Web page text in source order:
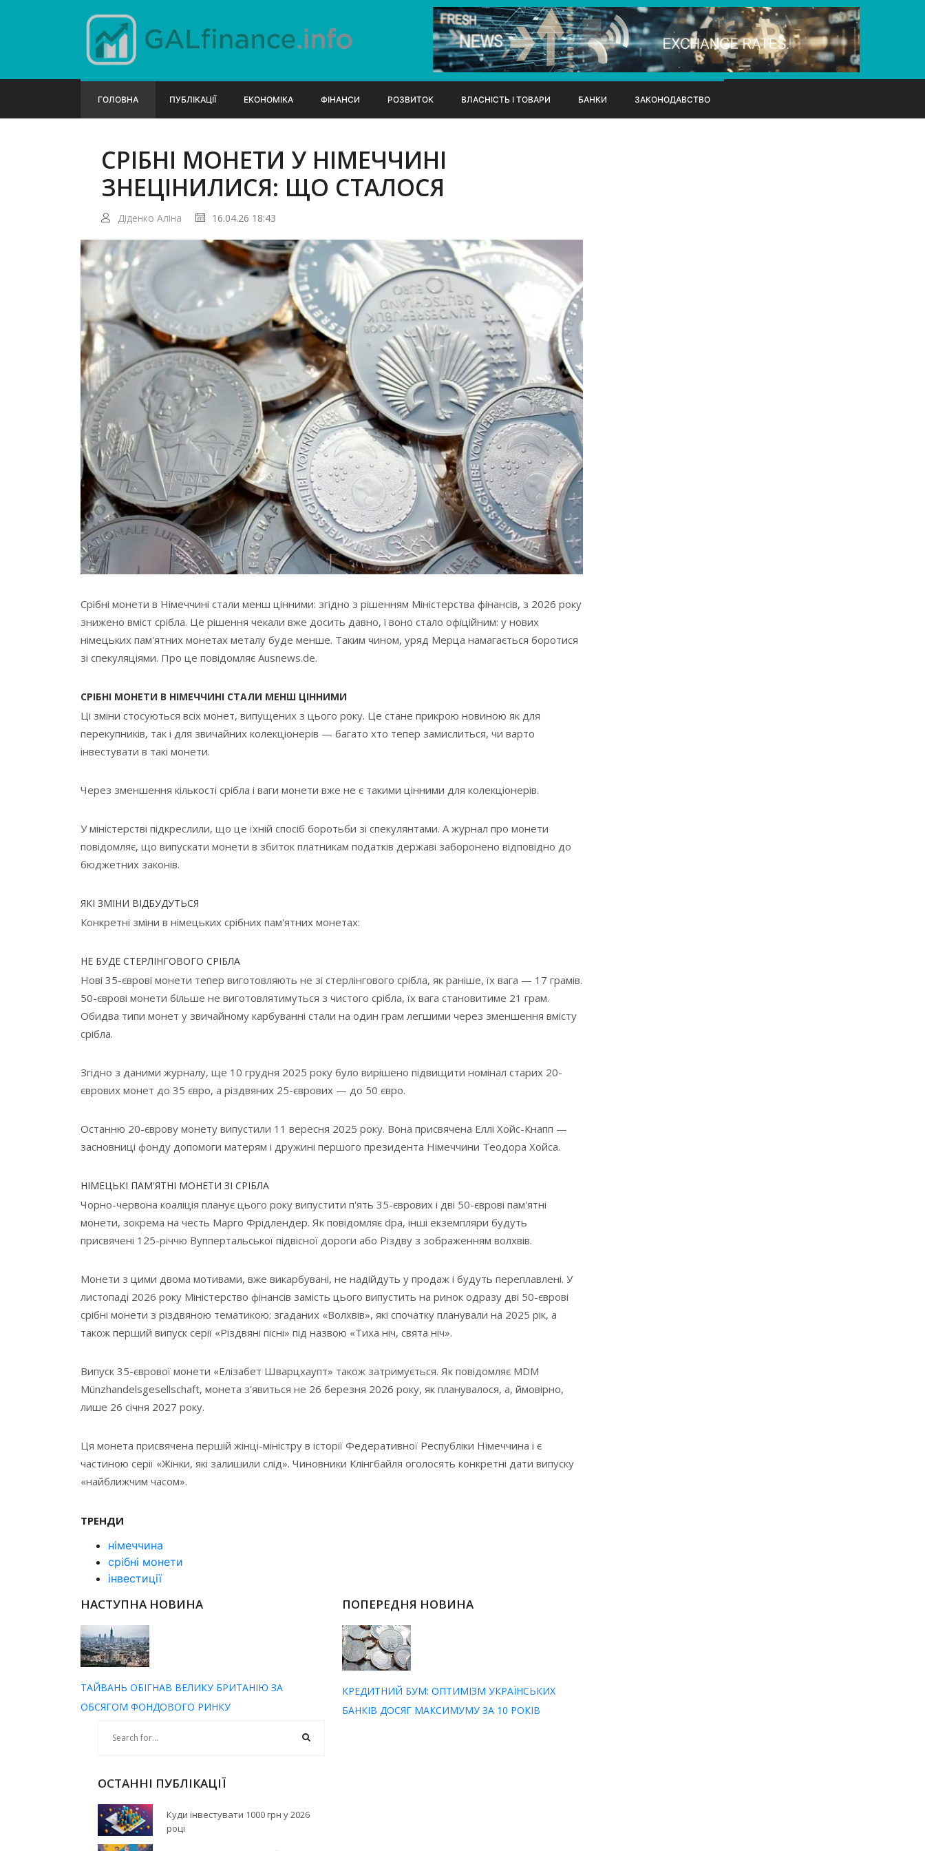
ГОЛОВНА ПУБЛІКАЦІЇ ЕКОНОМІКА ФІНАНСИ РОЗВИТОК ВЛАСНІСТЬ І ТОВАРИ БАНКИ ЗАКОНОДАВСТВО
СРІБНІ МОНЕТИ У НІМЕЧЧИНІ
ЗНЕЦІНИЛИСЯ: ЩО СТАЛОСЯ
Діденко Аліна 16.04.26 18:43
Срібні монети в Німеччині стали менш цінними: згідно з рішенням Міністерства фінансів, з 2026 року
знижено вміст срібла. Це рішення чекали вже досить давно, і воно стало офіційним: у нових
німецьких пам'ятних монетах металу буде менше. Таким чином, уряд Мерца намагається боротися
зі спекуляціями. Про це повідомляє Ausnews.de.
СРІБНІ МОНЕТИ В НІМЕЧЧИНІ СТАЛИ МЕНШ ЦІННИМИ
Ці зміни стосуються всіх монет, випущених з цього року. Це стане прикрою новиною як для
перекупників, так і для звичайних колекціонерів — багато хто тепер замислиться, чи варто
інвестувати в такі монети.
Через зменшення кількості срібла і ваги монети вже не є такими цінними для колекціонерів.
У міністерстві підкреслили, що це їхній спосіб боротьби зі спекулянтами. А журнал про монети
повідомляє, що випускати монети в збиток платникам податків державі заборонено відповідно до
бюджетних законів.
ЯКІ ЗМІНИ ВІДБУДУТЬСЯ
Конкретні зміни в німецьких срібних пам'ятних монетах:
НЕ БУДЕ СТЕРЛІНГОВОГО СРІБЛА
Нові 35-єврові монети тепер виготовляють не зі стерлінгового срібла, як раніше, їх вага — 17 грамів.
50-єврові монети більше не виготовлятимуться з чистого срібла, їх вага становитиме 21 грам.
Обидва типи монет у звичайному карбуванні стали на один грам легшими через зменшення вмісту
срібла.
Згідно з даними журналу, ще 10 грудня 2025 року було вирішено підвищити номінал старих 20-
єврових монет до 35 євро, а різдвяних 25-єврових — до 50 євро.
Останню 20-єврову монету випустили 11 вересня 2025 року. Вона присвячена Еллі Хойс-Кнапп —
засновниці фонду допомоги матерям і дружині першого президента Німеччини Теодора Хойса.
НІМЕЦЬКІ ПАМ'ЯТНІ МОНЕТИ ЗІ СРІБЛА
Чорно-червона коаліція планує цього року випустити п'ять 35-єврових і дві 50-єврові пам'ятні
монети, зокрема на честь Марго Фрідлендер. Як повідомляє dpa, інші екземпляри будуть
присвячені 125-річчю Вуппертальської підвісної дороги або Різдву з зображенням волхвів.
Монети з цими двома мотивами, вже викарбувані, не надійдуть у продаж і будуть переплавлені. У
листопаді 2026 року Міністерство фінансів замість цього випустить на ринок одразу дві 50-єврові
срібні монети з різдвяною тематикою: згаданих «Волхвів», які спочатку планували на 2025 рік, а
також перший випуск серії «Різдвяні пісні» під назвою «Тиха ніч, свята ніч».
Випуск 35-єврової монети «Елізабет Шварцхаупт» також затримується. Як повідомляє MDM
Münzhandelsgesellschaft, монета з'явиться не 26 березня 2026 року, як планувалося, а, ймовірно,
лише 26 січня 2027 року.
Ця монета присвячена першій жінці-міністру в історії Федеративної Республіки Німеччина і є
частиною серії «Жінки, які залишили слід». Чиновники Клінгбайля оголосять конкретні дати випуску
«найближчим часом».
ТРЕНДИ
німеччина
срібні монети
інвестиції
НАСТУПНА НОВИНА
ТАЙВАНЬ ОБІГНАВ ВЕЛИКУ БРИТАНІЮ ЗА
ОБСЯГОМ ФОНДОВОГО РИНКУ
ПОПЕРЕДНЯ НОВИНА
КРЕДИТНИЙ БУМ: ОПТИМІЗМ УКРАЇНСЬКИХ
БАНКІВ ДОСЯГ МАКСИМУМУ ЗА 10 РОКІВ
ОСТАННІ ПУБЛІКАЦІЇ
Куди інвестувати 1000 грн у 2026
році